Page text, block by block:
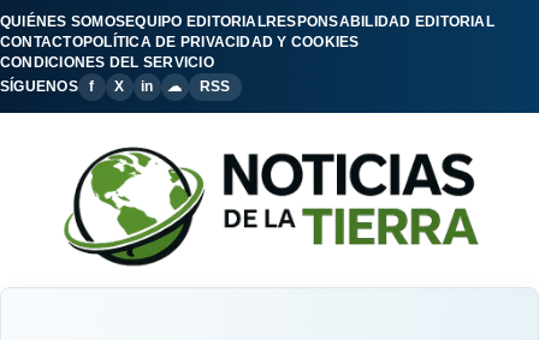
QUIÉNES SOMOSEQUIPO EDITORIALRESPONSABILIDAD EDITORIAL
CONTACTOPOLÍTICA DE PRIVACIDAD Y COOKIES
CONDICIONES DEL SERVICIO
SÍGUENOS
f X in ☁ RSS